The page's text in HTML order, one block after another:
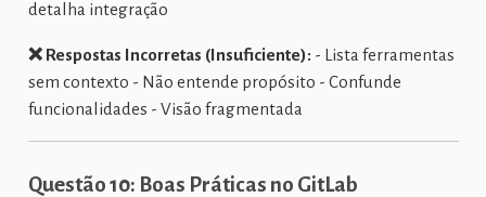
detalha integração
❌ Respostas Incorretas (Insuficiente): - Lista ferramentas
sem contexto - Não entende propósito - Confunde
funcionalidades - Visão fragmentada
Questão 10: Boas Práticas no GitLab